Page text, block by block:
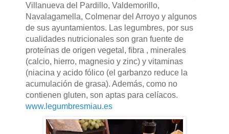
Villanueva del Pardillo, Valdemorillo,
Navalagamella, Colmenar del Arroyo y algunos
de sus ayuntamientos. Las legumbres, por sus
cualidades nutricionales son gran fuente de
proteínas de origen vegetal, fibra , minerales
(calcio, hierro, magnesio y zinc) y vitaminas
(niacina y acido fólico (el garbanzo reduce la
acumulación de grasa). Además, como no
contienen gluten, son aptas para celíacos.
www.legumbresmiau.es